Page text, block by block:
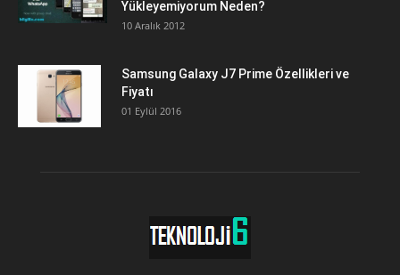
Yükleyemiyorum Neden?
10 Aralık 2012
Samsung Galaxy J7 Prime Özellikleri ve
Fiyatı
01 Eylül 2016